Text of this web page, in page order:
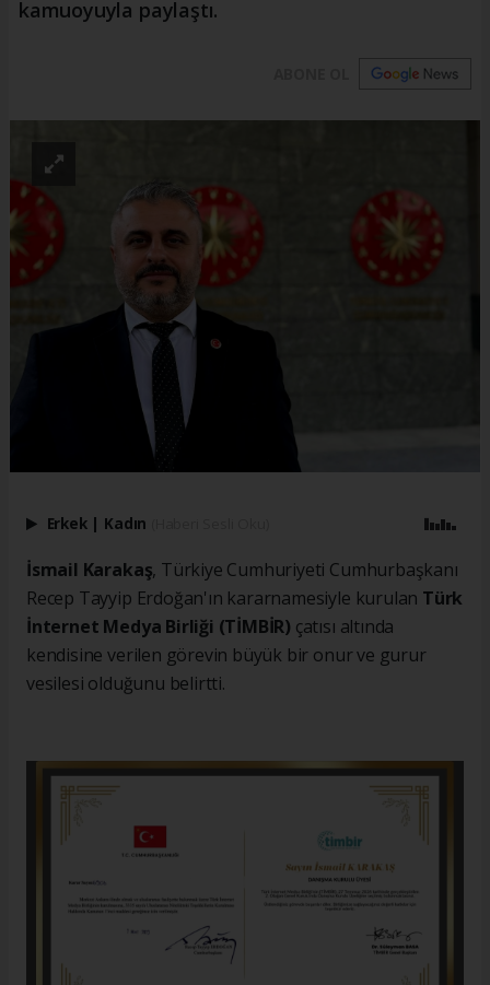
kamuoyuyla paylaştı.
Erkek | Kadın
İsmail Karakaş, Türkiye Cumhuriyeti Cumhurbaşkanı
Recep Tayyip Erdoğan'ın kararnamesiyle kurulan Türk
İnternet Medya Birliği (TİMBİR) çatısı altında
kendisine verilen görevin büyük bir onur ve gurur
vesilesi olduğunu belirtti.